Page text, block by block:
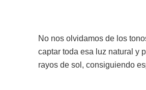
No nos olvidamos de los
captar toda esa luz natural y
rayos de sol, consiguiendo